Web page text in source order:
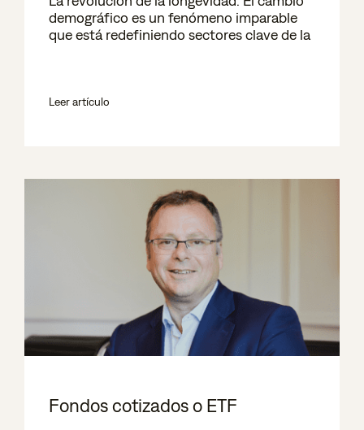
demográfico es un fenómeno imparable
que está redefiniendo sectores clave de la
Leer artículo
Fondos cotizados o ETF